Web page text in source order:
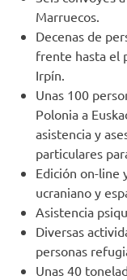
Marruecos.
Decenas de
frente hasta el
Irpín.
Unas 100
Polonia a
asistencia y
particulares
Edición on-line
ucraniano y
Asistencia
Diversas
personas
Unas 40